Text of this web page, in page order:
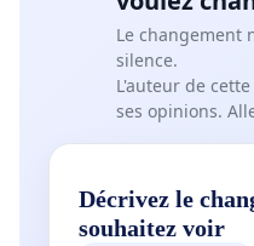
Le changement
silence.
L'auteur de
ses opinions.
Décrivez le
souhaitez voir